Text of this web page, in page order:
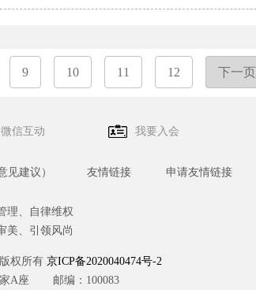
史梳理与现状、问题分析的
色彩，它成为戏剧主旋律中
百年中国戏剧变革产生了极其
9 10 11 12 下一页
微信互动 我要入会
见建议） 友情链接 申请友情链接
理、自律维权
美、引领风尚
权所有 京ICP备2020040474号-2
A座
邮编：100083